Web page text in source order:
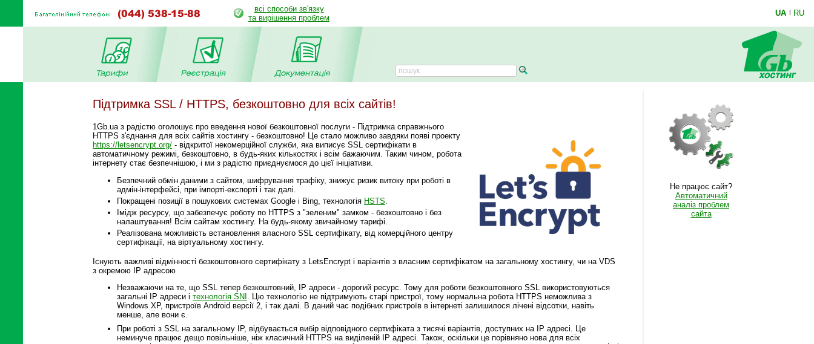
всі способи зв'язку
та вирішення проблем
UA | RU
Підтримка SSL / HTTPS, безкоштовно для всіх сайтів!
1Gb.ua з радістю оголошує про введення нової безкоштовної послуги - Підтримка справжнього
HTTPS з'єднання для всіх сайтів хостингу - безкоштовно! Це стало можливо завдяки появі проекту
https://letsencrypt.org/ - відкритої некомерційної служби, яка виписує SSL сертифікати в
автоматичному режимі, безкоштовно, в будь-яких кількостях і всім бажаючим. Таким чином, робота
інтернету стає безпечнішою, і ми з радістю приєднуємося до цієї ініціативи.
Безпечний обмін даними з сайтом, шифрування трафіку, знижує ризик витоку при роботі в
адмін-інтерфейсі, при імпорті-експорті і так далі.
Покращені позиції в пошукових системах Google і Bing, технологія HSTS
Імідж ресурсу, що забезпечує роботу по HTTPS з "зеленим" замком - безкоштовно і без
налаштування! Всім сайтам хостингу. На будь-якому звичайному тарифі.
Реалізована можливість встановлення власного SSL сертифікату, від комерційного центру
сертифікації, на віртуальному хостингу.
Існують важливі відмінності безкоштовного сертифікату з LetsEncrypt і варіантів з власним сертифікатом на загальному хостингу, чи на VDS
з окремою IP адресою
Незважаючи на те, що SSL тепер безкоштовний, IP адреси - дорогий ресурс. Тому для роботи безкоштовного SSL використовуються
загальні IP адреси і технологія SNI . Цю технологію не підтримують старі пристрої, тому нормальна робота HTTPS неможлива з
Windows XP, пристроїв Android версії 2, і так далі. В даний час подібних пристроїв в інтернеті залишилося лічені відсотки, навіть
менше, але вони є.
При роботі з SSL на загальному IP, відбувається вибір відповідного сертифіката з тисячі варіантів, доступних на IP адресі. Це
неминуче працює дещо повільніше, ніж класичний HTTPS на виділеній IP адресі. Також, оскільки це порівняно нова для всіх
Не працює сайт?
Автоматичний
аналіз проблем
сайта